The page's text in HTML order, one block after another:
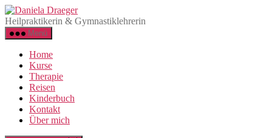
Direkt
zum
Inhalt
wechseln
Daniela
Draeger
Heilpraktikerin & Gymnastiklehrerin
Menü
Home
Kurse
Therapie
Reisen
Kinderbuch
Kontakt
Über mich